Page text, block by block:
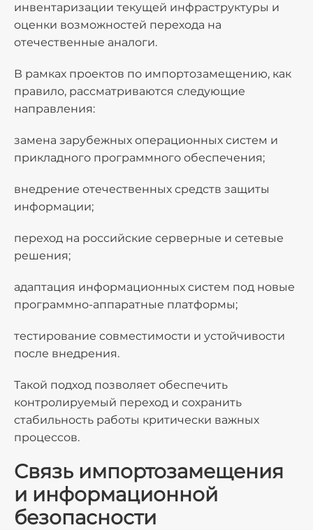
инвентаризации текущей инфраструктуры и
оценки возможностей перехода на
отечественные аналоги.
В рамках проектов по импортозамещению, как
правило, рассматриваются следующие
направления:
замена зарубежных операционных систем и
прикладного программного обеспечения;
внедрение отечественных средств защиты
информации;
переход на российские серверные и сетевые
решения;
адаптация информационных систем под новые
программно-аппаратные платформы;
тестирование совместимости и устойчивости
после внедрения.
Такой подход позволяет обеспечить
контролируемый переход и сохранить
стабильность работы критически важных
процессов.
Связь импортозамещения
и информационной
безопасности